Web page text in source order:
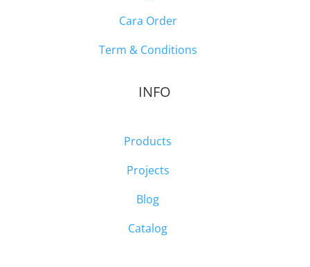
Cara Order
Term & Conditions
INFO
Products
Projects
Blog
Catalog